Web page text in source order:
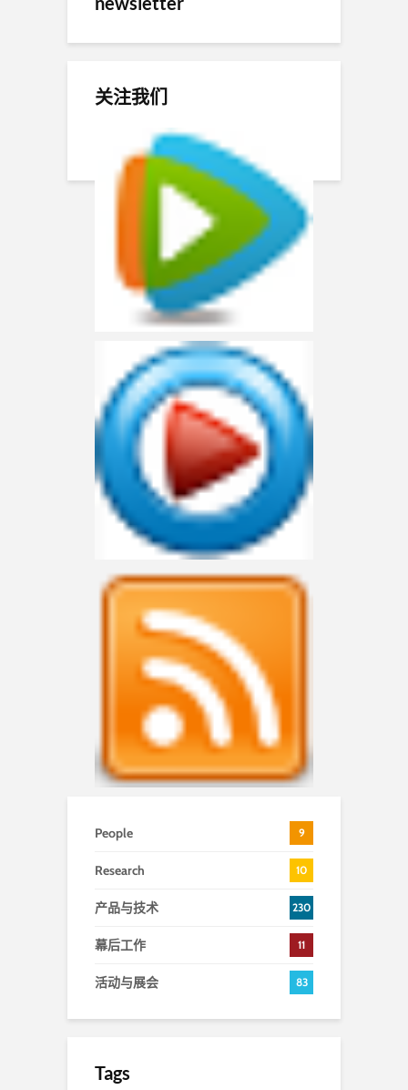
关注我们
People 9
Research 10
产品与技术 230
幕后工作 11
活动与展会 83
Tags